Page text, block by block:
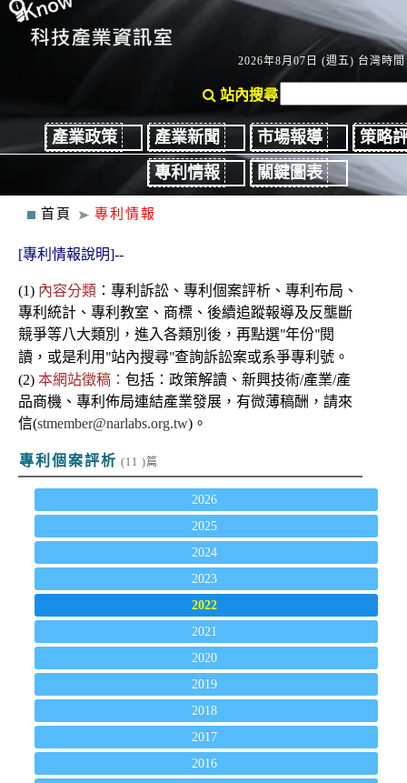
2026年8月07日 (週五) 台灣時間
站內搜尋
產業政策 產業新聞 市場報導
策略
專利情報
關鍵圖表
首頁 專利情報
[專利情報說明]--
(1) 內容分類 ： 專利 訴訟、 專利個案評析、專利布局、
專利統計、專利教室 、商標、後續追蹤報導及反壟斷
競爭等八大類別，進入各類別後 ，再點選"年份"閱
讀，或是利用 "站內搜尋"查詢訴訟案或系爭專利號。
(2) 本網站徵稿： 包括：政策解讀、新興技術/產業/產
品商機、專利佈局連結產業發展，有微薄稿酬，請來
信(stmember@narlabs.org.tw)。
專利個案評析 (11 )篇
2026
2025
2024
2023
2022
2021
2020
2019
2018
2017
2016